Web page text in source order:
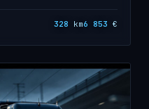
328 km6 853 €